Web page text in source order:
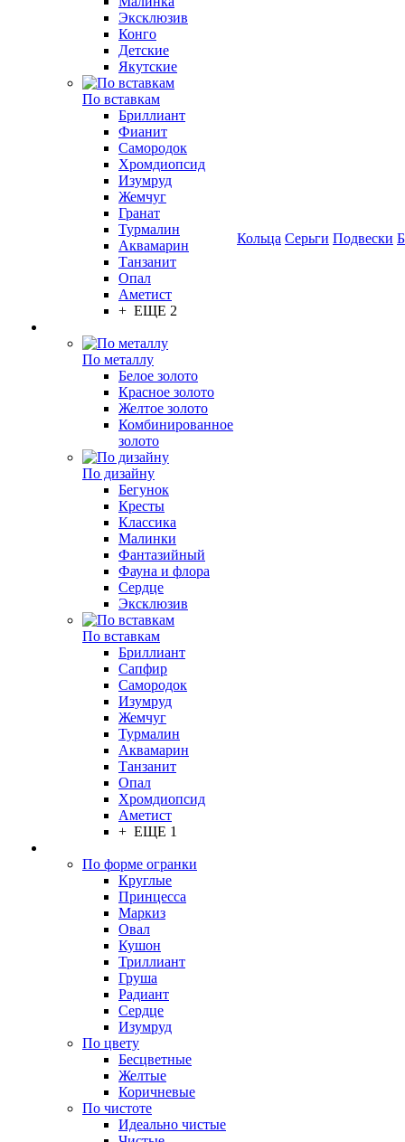
Эксклюзив
Конго
Детские
Якутские
По вставкам
Бриллиант
Фианит
Самородок
Хромдиопсид
Изумруд
Жемчуг
Гранат
Турмалин
Аквамарин
Танзанит
Опал
Аметист
+ ЕЩЕ 2
По металлу
Белое золото
Красное золото
Желтое золото
Комбинированное
золото
По дизайну
Бегунок
Кресты
Классика
Малинки
Фантазийный
Фауна и флора
Сердце
Эксклюзив
По вставкам
Бриллиант
Сапфир
Самородок
Изумруд
Жемчуг
Турмалин
Аквамарин
Танзанит
Опал
Хромдиопсид
Аметист
+ ЕЩЕ 1
По форме огранки
Круглые
Принцесса
Маркиз
Овал
Кушон
Триллиант
Груша
Радиант
Сердце
Изумруд
По цвету
Бесцветные
Желтые
Коричневые
По чистоте
Идеально чистые
Кольца Серьги Подвески